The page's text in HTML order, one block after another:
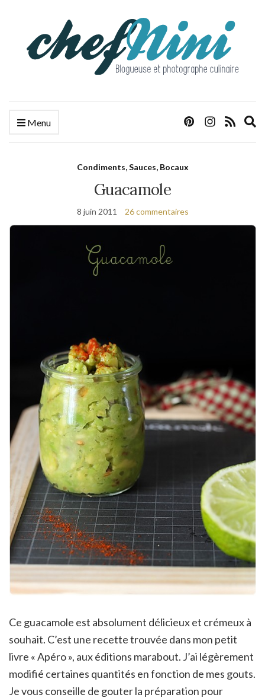
Menu
Condiments, Sauces, Bocaux
Guacamole
8 juin 2011 26 commentaires
Ce guacamole est absolument délicieux et crémeux à
souhait. C’est une recette trouvée dans mon petit
livre « Apéro », aux éditions marabout. J’ai légèrement
modifié certaines quantités en fonction de mes gouts.
Je vous conseille de gouter la préparation pour